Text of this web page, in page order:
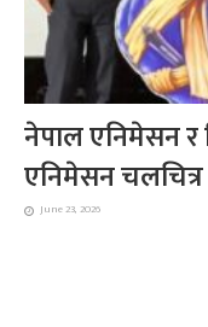
नेपाल एनिमेसन र
एनिमेसन
June 23, 2026